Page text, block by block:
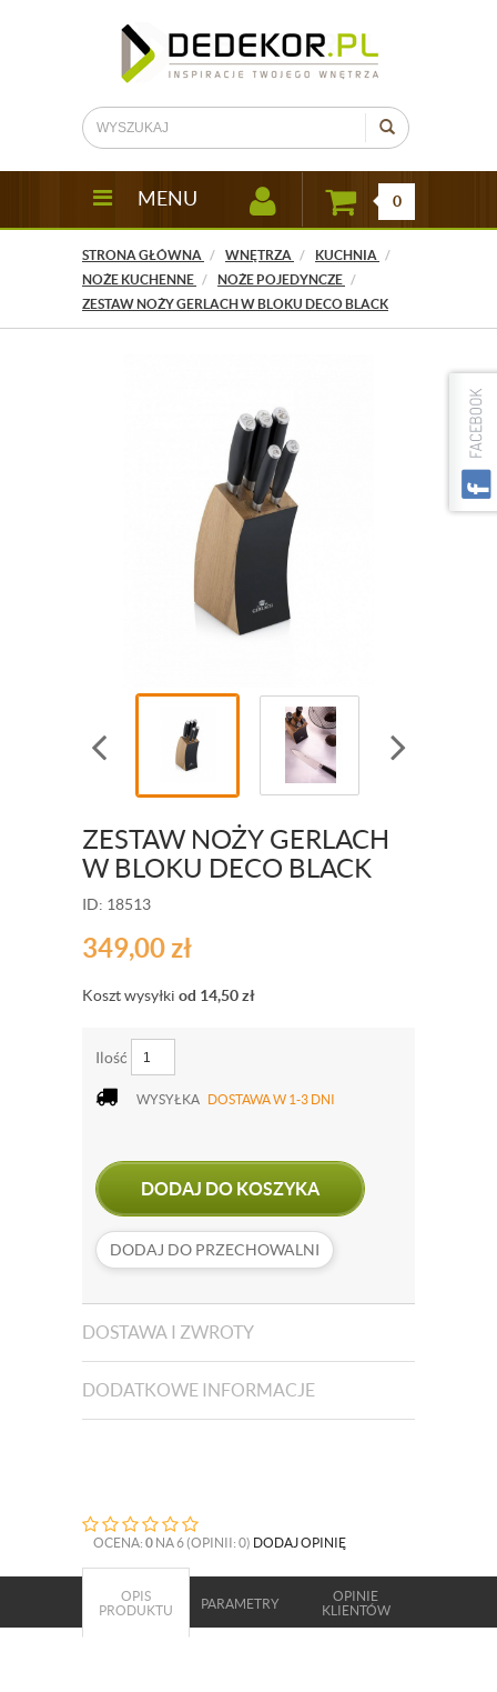
MENU 0
STRONA GŁÓWNA WNĘTRZA
KUCHNIA
NOŻE KUCHENNE
NOŻE POJEDYNCZE
ZESTAW NOŻY GERLACH W BLOKU DECO BLACK
ZESTAW NOŻY GERLACH
W BLOKU DECO BLACK
ID: 18513
349,00zł
Koszt wysyłki od 14,50zł
Ilość
WYSYŁKA DOSTAWA W 1-3 DNI
DODAJ DO KOSZYKA
DODAJ DO PRZECHOWALNI
DOSTAWA I ZWROTY
DODATKOWE INFORMACJE
OCENA: 0 NA 6 (OPINII: 0) DODAJ OPINIĘ
OPIS
PRODUKTU
PARAMETRY
OPINIE
KLIENTÓW